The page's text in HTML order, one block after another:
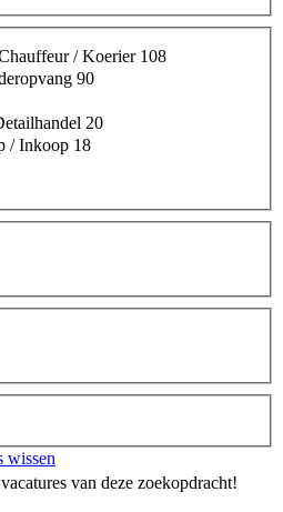
/ Koerier 108
90
20
/ Inkoop 18
wissen
van deze zoekopdracht!